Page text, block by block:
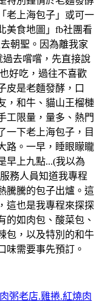
老上海包子」或可一
美食地圖」fb社團看
朝聖。因為離我家
去嚐嚐，先直接說
好吃，過往不喜歡
皮是老麵發酵，口
，和牛、貓山王榴槤
工限量，量多、熱門
一下老上海包子，目
路。一早，睡眼矇矓
早上九點...(我以為
務人員知道我專程
騰騰的包子出爐。這
這也是我專程來探探
的如肉包、酸菜包、
包，以及特別的和牛
味需要事先預訂。
粥老店.雞捲.紅燒肉